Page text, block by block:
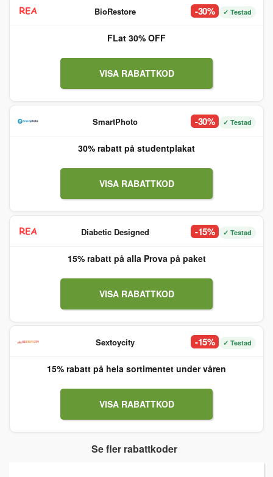
BioRestore -30% ✓ Testad
FLat 30% OFF
VISA RABATTKOD
SmartPhoto -30% ✓ Testad
30% rabatt på studentplakat
VISA RABATTKOD
Diabetic Designed -15% ✓ Testad
15% rabatt på alla Prova på paket
VISA RABATTKOD
Sextoycity -15% ✓ Testad
15% rabatt på hela sortimentet under våren
VISA RABATTKOD
Se fler rabattkoder